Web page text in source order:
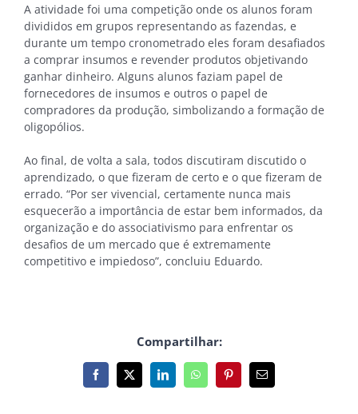
A atividade foi uma competição onde os alunos foram
divididos em grupos representando as fazendas, e
durante um tempo cronometrado eles foram desafiados
a comprar insumos e revender produtos objetivando
ganhar dinheiro. Alguns alunos faziam papel de
fornecedores de insumos e outros o papel de
compradores da produção, simbolizando a formação de
oligopólios.
Ao final, de volta a sala, todos discutiram discutido o
aprendizado, o que fizeram de certo e o que fizeram de
errado. “Por ser vivencial, certamente nunca mais
esquecerão a importância de estar bem informados, da
organização e do associativismo para enfrentar os
desafios de um mercado que é extremamente
competitivo e impiedoso”, concluiu Eduardo.
Compartilhar:
Facebook
X LinkedInWhatsAppPinterest
E-
mail